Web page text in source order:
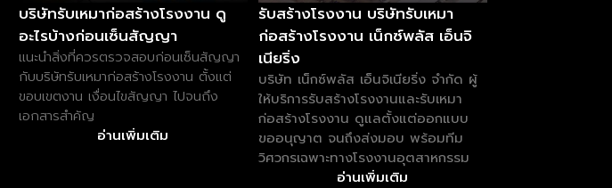
บริษัทรับเหมาก่อสร้างโรงงาน ดู
อะไรบ้างก่อนเซ็นสัญญา
แนะนำสิ่งที่ควรตรวจสอบก่อนเซ็นสัญญา
กับบริษัทรับเหมาก่อสร้างโรงงาน ตั้งแต่
ขอบเขตงาน เงื่อนไขสัญญา ไปจนถึง
เอกสารสำคัญ
อ่านเพิ่มเติม
รับสร้างโรงงาน บริษัทรับเหมา
ก่อสร้างโรงงาน เน็กซ์พลัส เอ็นจิ
เนียริ่ง
บริษัท เน็กซ์พลัส เอ็นจิเนียริ่ง จำกัด ผู้
ให้บริการรับสร้างโรงงานและรับเหมา
ก่อสร้างโรงงาน ดูแลตั้งแต่ออกแบบ
ขออนุญาต จนถึงส่งมอบ พร้อมทีม
วิศวกรเฉพาะทางโรงงานอุตสาหกรรม
อ่านเพิ่มเติม